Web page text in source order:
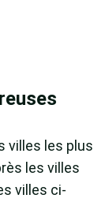
villes les plus
les villes
villes ci-